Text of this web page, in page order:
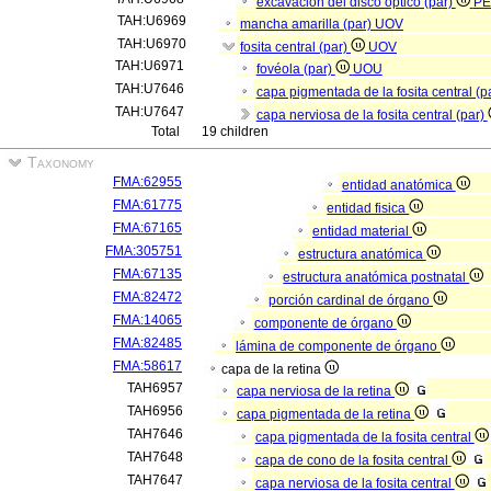
TAH:U6969
mancha amarilla (par) UOV
TAH:U6970
fosita central (par)
UOV
TAH:U6971
fovéola (par)
UOU
TAH:U7646
capa pigmentada de la fosita central
TAH:U7647
capa nerviosa de la fosita central (par)
Total
19 children
Taxonomy
FMA:62955
entidad anatómica
FMA:61775
entidad fisica
FMA:67165
entidad material
FMA:305751
estructura anatómica
FMA:67135
estructura anatómica postnatal
FMA:82472
porción cardinal de órgano
FMA:14065
componente de órgano
FMA:82485
lámina de componente de órgano
FMA:58617
capa de la retina
TAH6957
capa nerviosa de la retina
TAH6956
capa pigmentada de la retina
TAH7646
capa pigmentada de la fosita central
TAH7648
capa de cono de la fosita central
TAH7647
capa nerviosa de la fosita central